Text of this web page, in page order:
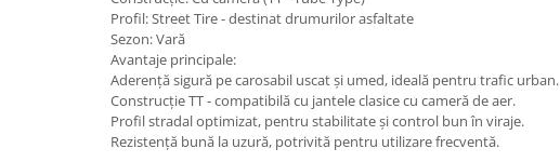
Anvelope moto
Camere moto
Anvelope ATV
Cauciucuri bicicleta
Anvelope și Camere Utilaje
Profil: Street Tire - destinat drumurilor asfaltate
Sezon: Vară
Avantaje principale:
Aderență sigură pe carosabil uscat și umed, ideală pentru trafic urban.
Construcție TT - compatibilă cu jantele clasice cu cameră de aer.
Profil stradal optimizat, pentru stabilitate și control bun în viraje.
Rezistență bună la uzură, potrivită pentru utilizare frecventă.